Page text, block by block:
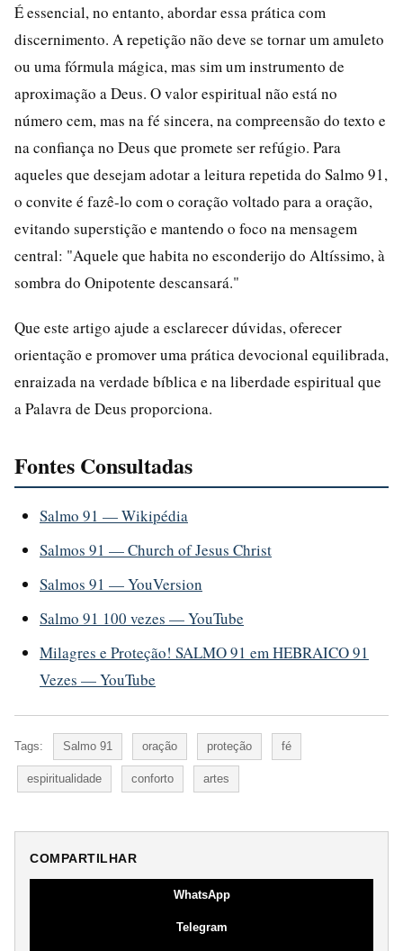
É essencial, no entanto, abordar essa prática com
discernimento. A repetição não deve se tornar um amuleto
ou uma fórmula mágica, mas sim um instrumento de
aproximação a Deus. O valor espiritual não está no
número cem, mas na fé sincera, na compreensão do texto e
na confiança no Deus que promete ser refúgio. Para
aqueles que desejam adotar a leitura repetida do Salmo 91,
o convite é fazê-lo com o coração voltado para a oração,
evitando superstição e mantendo o foco na mensagem
central: "Aquele que habita no esconderijo do Altíssimo, à
sombra do Onipotente descansará."
Que este artigo ajude a esclarecer dúvidas, oferecer
orientação e promover uma prática devocional equilibrada,
enraizada na verdade bíblica e na liberdade espiritual que
a Palavra de Deus proporciona.
Fontes Consultadas
Salmo 91 — Wikipédia
Salmos 91 — Church of Jesus Christ
Salmos 91 — YouVersion
Salmo 91 100 vezes — YouTube
Milagres e Proteção! SALMO 91 em HEBRAICO 91
Vezes — YouTube
Tags: Salmo 91 oração proteção fé
espiritualidade conforto artes
COMPARTILHAR
WhatsApp
Telegram